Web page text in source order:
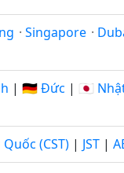
· Singapore ·
| 🇩🇪 Đức | 🇯🇵
(CST) | JST |